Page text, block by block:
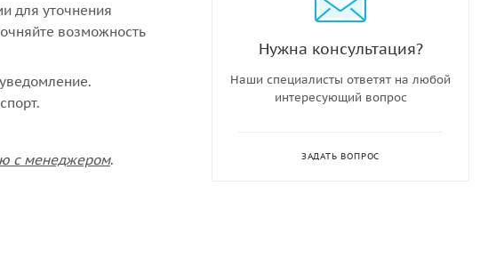
для уточнения
возможность
с менеджером.
Нужна консультация?
Наши специалисты ответят на любой
интересующий вопрос
ЗАДАТЬ ВОПРОС